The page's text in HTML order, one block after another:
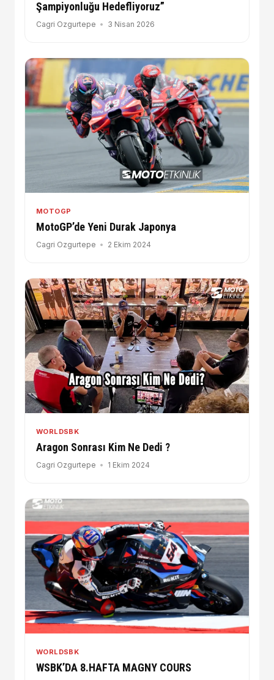
Şampiyonluğu Hedefliyoruz”
Cagri Ozgurtepe 3 Nisan 2026
MOTOGP
MotoGP’de Yeni Durak Japonya
Cagri Ozgurtepe 2 Ekim 2024
WORLDSBK
Aragon Sonrası Kim Ne Dedi ?
Cagri Ozgurtepe 1 Ekim 2024
WORLDSBK
WSBK’DA 8.HAFTA MAGNY COURS